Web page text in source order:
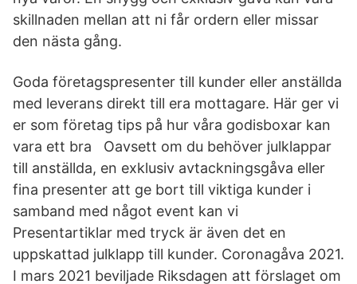
skillnaden mellan att ni får ordern eller missar
den nästa gång.
Goda företagspresenter till kunder eller anställda
med leverans direkt till era mottagare. Här ger vi
er som företag tips på hur våra godisboxar kan
vara ett bra Oavsett om du behöver julklappar
till anställda, en exklusiv avtackningsgåva eller
fina presenter att ge bort till viktiga kunder i
samband med något event kan vi
Presentartiklar med tryck är även det en
uppskattad julklapp till kunder. Coronagåva 2021.
I mars 2021 beviljade Riksdagen att förslaget om